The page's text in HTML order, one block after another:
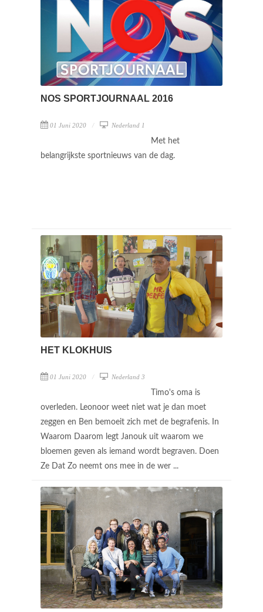
NOS SPORTJOURNAAL 2016
01 Juni 2020 Nederland 1
Met het
belangrijkste sportnieuws van de dag.
HET KLOKHUIS
01 Juni 2020 Nederland 3
Timo's oma is
overleden. Leonoor weet niet wat je dan moet
zeggen en Ben bemoeit zich met de begrafenis. In
Waarom Daarom legt Janouk uit waarom we
bloemen geven als iemand wordt begraven. Doen
Ze Dat Zo neemt ons mee in de wer ...